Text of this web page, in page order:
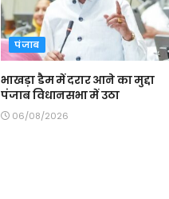
पंजाब
भाखड़ा डैम में दरार आने का मुद्दा
पंजाब विधानसभा में उठा
06/08/2026